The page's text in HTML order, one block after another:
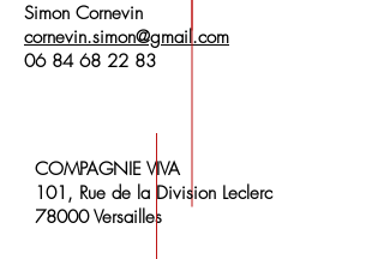
Simon Cornevin
cornevin.simon@gmail.com
06 84 68 22 83
COMPAGNIE VIVA
101, Rue de la Division Leclerc
78000 Versailles